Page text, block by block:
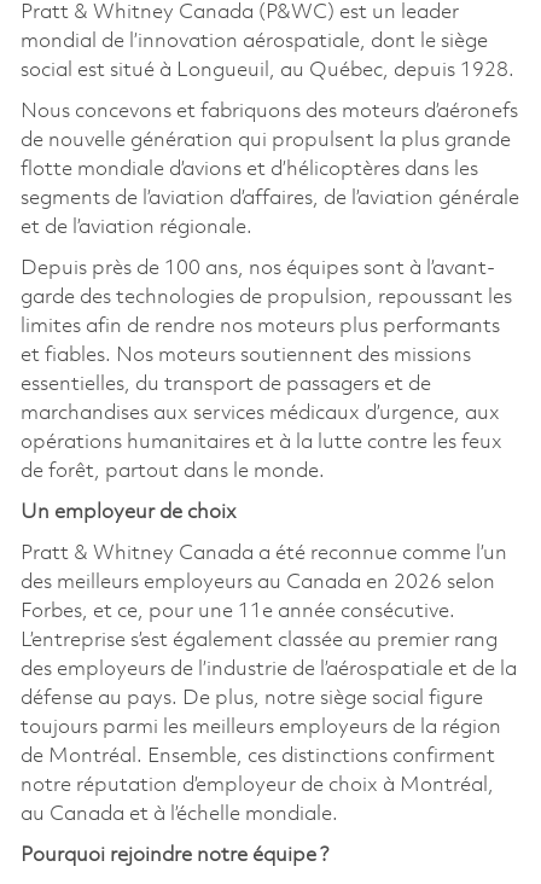
Pratt & Whitney Canada (P&WC) est un leader
mondial de l’innovation aérospatiale, dont le siège
social est situé à Longueuil, au Québec, depuis 1928.
Nous concevons et fabriquons des moteurs d’aéronefs
de nouvelle génération qui propulsent la plus grande
flotte mondiale d’avions et d’hélicoptères dans les
segments de l’aviation d’affaires, de l’aviation générale
et de l’aviation régionale.
Depuis près de 100 ans, nos équipes sont à l’avant-
garde des technologies de propulsion, repoussant les
limites afin de rendre nos moteurs plus performants
et fiables. Nos moteurs soutiennent des missions
essentielles, du transport de passagers et de
marchandises aux services médicaux d’urgence, aux
opérations humanitaires et à la lutte contre les feux
de forêt, partout dans le monde.
Un employeur de choix
Pratt & Whitney Canada a été reconnue comme l’un
des meilleurs employeurs au Canada en 2026 selon
Forbes, et ce, pour une 11e année consécutive.
L’entreprise s’est également classée au premier rang
des employeurs de l’industrie de l’aérospatiale et de la
défense au pays. De plus, notre siège social figure
toujours parmi les meilleurs employeurs de la région
de Montréal. Ensemble, ces distinctions confirment
notre réputation d’employeur de choix à Montréal,
au Canada et à l’échelle mondiale.
Pourquoi rejoindre notre équipe ?